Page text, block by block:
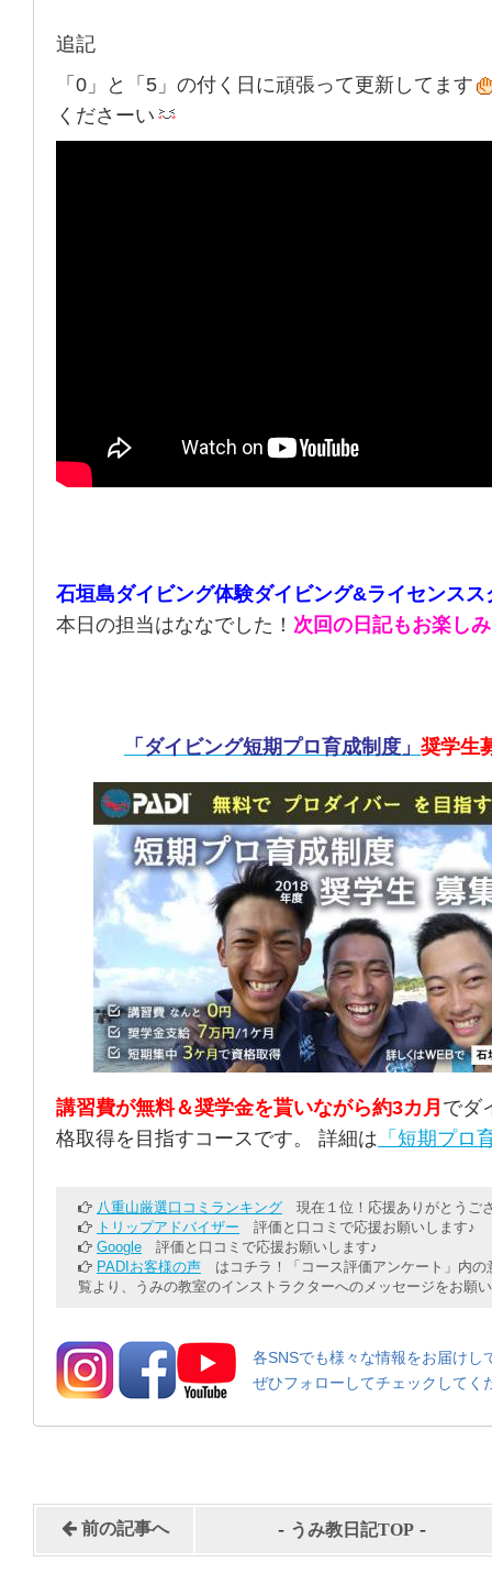
追記
「0」と「5」の付く日に頑張って更新してます
くださーい
石垣島ダイビング体験ダイビング&ライセンスス
本日の担当はななでした！ 次回の日記もお楽し
「ダイビング短期プロ育成制度」 奨学生
講習費が無料＆奨学金を貰いながら約3カ月 でダ
格取得を目指すコースです。 詳細は 「短期プロ
八重山厳選口コミランキング 現在１位！応援ありがとうご
トリップアドバイザー 評価と口コミで応援お願いします♪
Google 評価と口コミで応援お願いします♪
PADIお客様の声 はコチラ！「コース評価アンケート」内の
覧より、うみの教室のインストラクターへのメッセージをお願
各SNSでも様々な情報をお届けし
ぜひフォローしてチェックしてく
前の記事へ - うみ教日記TOP -